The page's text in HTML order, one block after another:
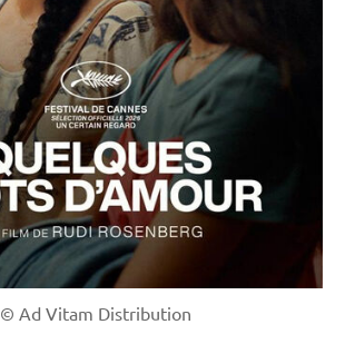
© Ad Vitam Distribution